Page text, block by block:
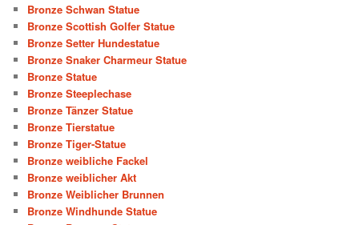
Bronze Schwan Statue
Bronze Scottish Golfer Statue
Bronze Setter Hundestatue
Bronze Snaker Charmeur Statue
Bronze Statue
Bronze Steeplechase
Bronze Tänzer Statue
Bronze Tierstatue
Bronze Tiger-Statue
Bronze weibliche Fackel
Bronze weiblicher Akt
Bronze Weiblicher Brunnen
Bronze Windhunde Statue